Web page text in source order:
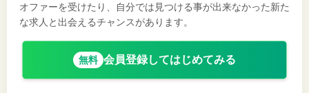
オファーを受けたり、自分では見つける事が出来なかった新た
な求人と出会えるチャンスがあります。
無料 会員登録してはじめてみる